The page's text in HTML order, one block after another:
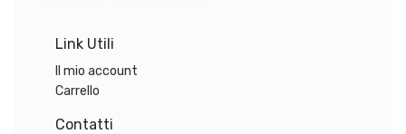
Link Utili
Il mio account
Carrello
Contatti